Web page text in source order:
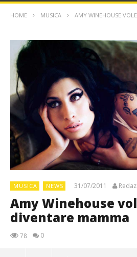
HOME MUSICA AMY WINEHOUSE
MUSICA NEWS 31/07/2011
Amy Winehouse
diventare mamma
78 0